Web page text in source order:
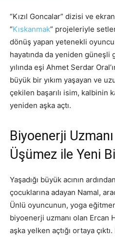
“Kızıl Goncalar” dizisi ve
“Kıskanmak” projeleriyle
dönüş yapan yetenekli
hayatında da yeniden güneşli
yılında eşi Ahmet Serdar
büyük bir yıkım yaşayan ve
çekilen başarılı isim, kalbinin
yeniden aşka açtı.
Biyoenerji
Üşümez ile Yeni
Yaşadığı büyük acının
çocuklarına adayan Namal,
Ünlü oyuncunun, yoga
biyoenerji uzmanı olan Ercan
aşka yelken açtığı ortaya